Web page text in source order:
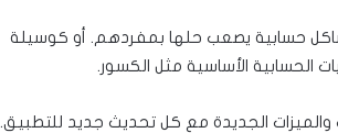
حسابية يصعب حلها بمفردهم. أو كوسيلة
الحسابية الأساسية مثل الكسور.
والميزات الجديدة مع كل تحديث جديد للتطبيق.